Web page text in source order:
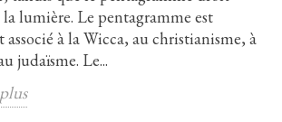
lumière. Le pentagramme est
associé à la Wicca, au christianisme, à
judaïsme. Le...